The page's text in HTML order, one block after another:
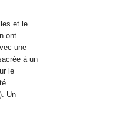
et le
ont
une
à un
le
Un